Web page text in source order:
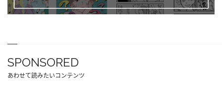
SPONSORED
あわせて読みたいコンテンツ